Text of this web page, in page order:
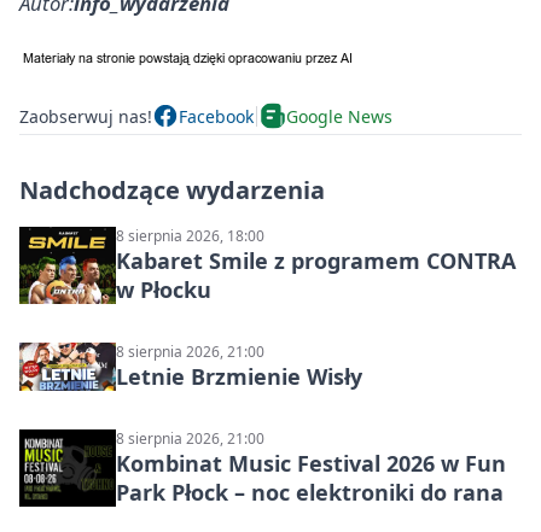
Zaobserwuj nas! Facebook Google News
Nadchodzące wydarzenia
8 sierpnia 2026, 18:00
Kabaret Smile z programem CONTRA
w Płocku
8 sierpnia 2026, 21:00
Letnie Brzmienie Wisły
8 sierpnia 2026, 21:00
Kombinat Music Festival 2026 w Fun
Park Płock – noc elektroniki do rana